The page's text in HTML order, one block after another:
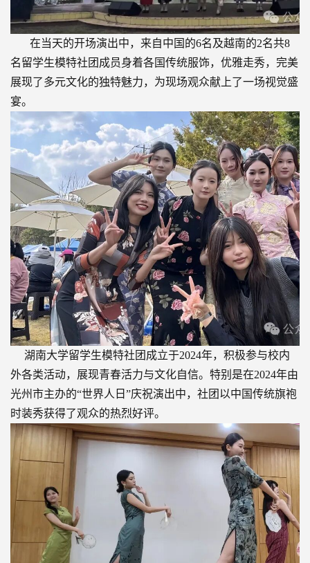
在当天的开场演出中，来自中国的6名及越南的2名共8
名留学生模特社团成员身着各国传统服饰，优雅走秀，完美
展现了多元文化的独特魅力，为现场观众献上了一场视觉盛
宴。
湖南大学留学生模特社团成立于2024年，积极参与校内
外各类活动，展现青春活力与文化自信。特别是在2024年由
光州市主办的“世界人日”庆祝演出中，社团以中国传统旗袍
时装秀获得了观众的热烈好评。